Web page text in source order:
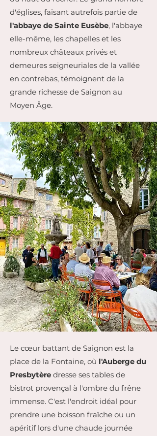
d'églises, faisant autrefois partie de
l'abbaye de Sainte Eusèbe, l'abbaye
elle-même, les chapelles et les
nombreux châteaux privés et
demeures seigneuriales de la vallée
en contrebas, témoignent de la
grande richesse de Saignon au
Moyen Âge.
Le cœur battant de Saignon est la
place de la Fontaine, où l'Auberge du
Presbytère dresse ses tables de
bistrot provençal à l'ombre du frêne
immense. C'est l'endroit idéal pour
prendre une boisson fraîche ou un
apéritif lors d'une chaude journée